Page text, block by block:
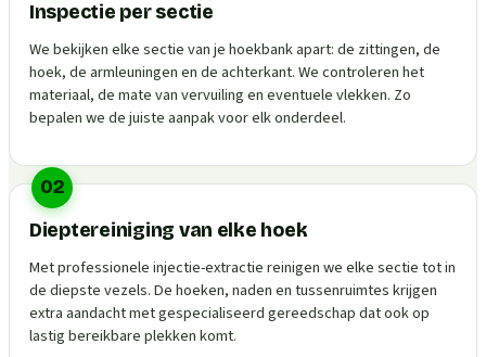
Inspectie per sectie
We bekijken elke sectie van je hoekbank apart: de zittingen, de
hoek, de armleuningen en de achterkant. We controleren het
materiaal, de mate van vervuiling en eventuele vlekken. Zo
bepalen we de juiste aanpak voor elk onderdeel.
02
Dieptereiniging van elke hoek
Met professionele injectie-extractie reinigen we elke sectie tot in
de diepste vezels. De hoeken, naden en tussenruimtes krijgen
extra aandacht met gespecialiseerd gereedschap dat ook op
lastig bereikbare plekken komt.